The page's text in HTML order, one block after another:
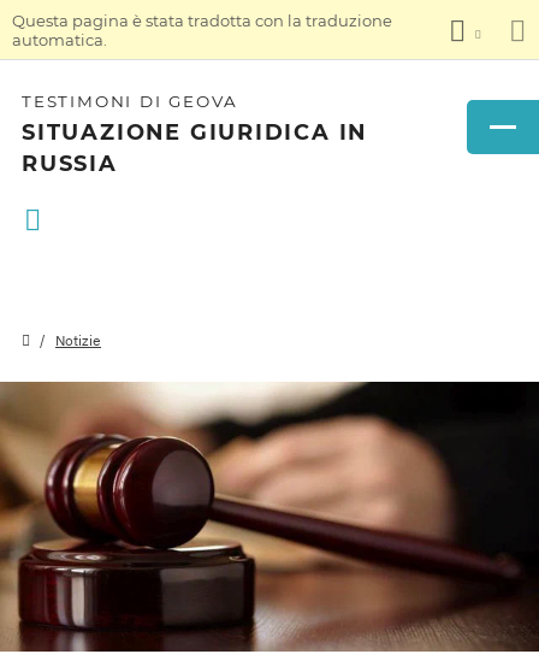
Questa pagina è stata tradotta con la traduzione
automatica.
TESTIMONI DI GEOVA
SITUAZIONE GIURIDICA IN
RUSSIA
Notizie